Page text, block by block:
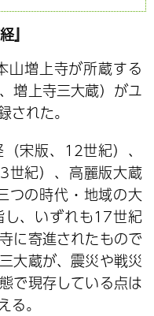
』
増上寺が所蔵する
増上寺三大蔵）がユ
された。
宋版、12世紀）、
世紀）、高麗版大蔵
つの時代・地域の大
、いずれも17世紀
に寄進されたもので
大蔵が、震災や戦災
で現存している点は
る。